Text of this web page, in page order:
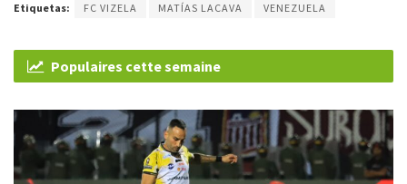
Etiquetas: FC VIZELA MATÍAS LACAVA VENEZUELA
Populaires cette semaine